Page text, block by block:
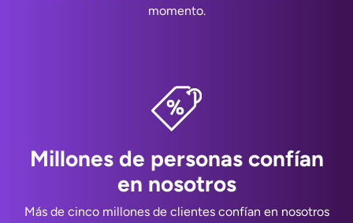
momento.
Millones de personas confían
en nosotros
Más de cinco millones de clientes confían en nosotros